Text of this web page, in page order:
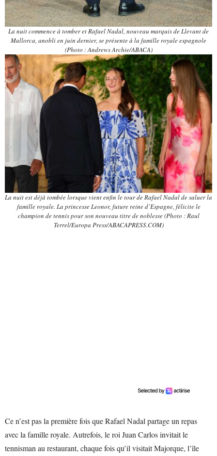
La nuit commence à tomber et Rafael Nadal, nouveau marquis de Llevant de
Mallorca, anobli en juin dernier, se présente à la famille royale espagnole
(Photo : Andrews Archie/ABACA)
La nuit est déjà tombée lorsque vient enfin le tour de Rafael Nadal de saluer la
famille royale. La princesse Leonor, future reine d’Espagne, félicite le
champion de tennis pour son nouveau titre de noblesse (Photo : Raul
Terrel/Europa Press/ABACAPRESS.COM)
Ce n’est pas la première fois que Rafael Nadal partage un repas
avec la famille royale. Autrefois, le roi Juan Carlos invitait le
tennisman au restaurant, chaque fois qu’il visitait Majorque, l’île